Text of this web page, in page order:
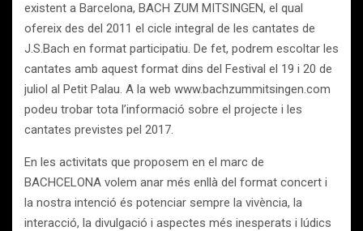
existent a Barcelona, BACH ZUM MITSINGEN, el qual
ofereix des del 2011 el cicle integral de les cantates de
J.S.Bach en format participatiu. De fet, podrem escoltar les
cantates amb aquest format dins del Festival el 19 i 20 de
juliol al Petit Palau. A la web www.bachzummitsingen.com
podeu trobar tota l’informació sobre el projecte i les
cantates previstes pel 2017.
​En les activitats que proposem en el marc de
BACHCELONA volem anar més enllà del format concert i
la nostra intenció és potenciar sempre la vivència, la
interacció, la divulgació i aspectes més inesperats i lúdics